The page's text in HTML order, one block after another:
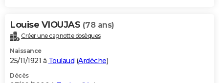
Louise VIOUJAS (78 ans)
Créer une cagnotte obsèques
Naissance
25/11/1921 à Toulaud (Ardèche)
Décès